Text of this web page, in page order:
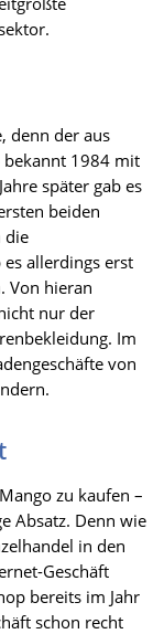
denn der aus
bekannt 1984 mit
später gab es
beiden
die
allerdings erst
Von hieran
nur der
Im
von
zu kaufen –
Absatz. Denn wie
in den
Geschäft
bereits im Jahr
schon recht